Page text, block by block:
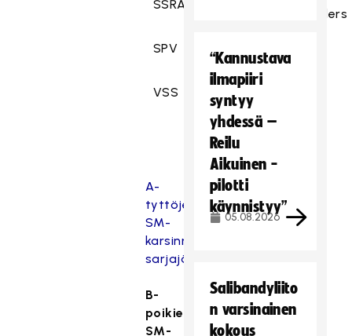
SSRA
Panthers/Steelers
SPV
VSS SalPa
A-
tyttöjen
SM-
karsinnan
sarjajärjestelmä
B-
poikien
SM-
“Kannustava
ilmapiiri
syntyy
yhdessä –
Reilu
Aikuinen -
pilotti
käynnistyy”
05.08.2026
Salibandyliito
n varsinainen
kokous